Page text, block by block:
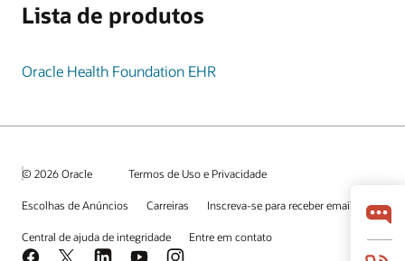
Lista de produtos
Oracle Health Foundation EHR
© 2026 Oracle Termos de Uso e Privacidade
Escolhas de Anúncios Carreiras Inscreva-se para receber emails
Central de ajuda de integridade Entre em contato
Facebook
X LinkedInYouTubeInstagram